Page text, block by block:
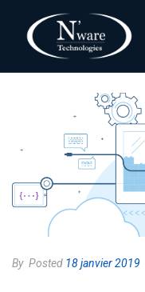
By Posted 18 janvier 2019